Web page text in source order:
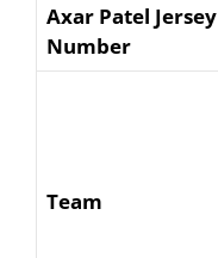
Axar Patel Jersey
Number
Team